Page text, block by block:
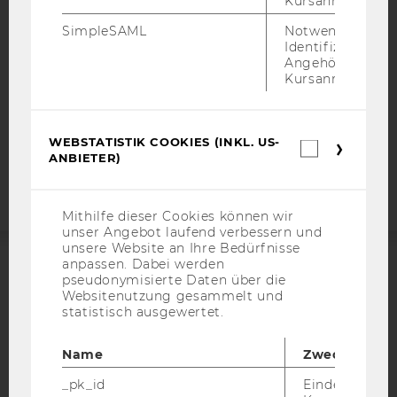
DATENSCHUTZERKLÄRUNG
STUDIENBEWERBER*INNEN UND STUDIERENDE
COOKIE EINSTELLUNGEN
Barrierefreiheitserklärung
ACCREDITED BY:
EQUIS AACSB
SimpleSAML
Notwendig zur
Identifizierung
Angehörige/r für
Kursanmeldung.
WEBSTATISTIK COOKIES (INKL. US-
ANBIETER)
Mithilfe dieser Cookies können wir
unser Angebot laufend verbessern und
unsere Website an Ihre Bedürfnisse
anpassen. Dabei werden
pseudonymisierte Daten über die
Websitenutzung gesammelt und
statistisch ausgewertet.
Name
Zweck
_pk_id
Eindeutige